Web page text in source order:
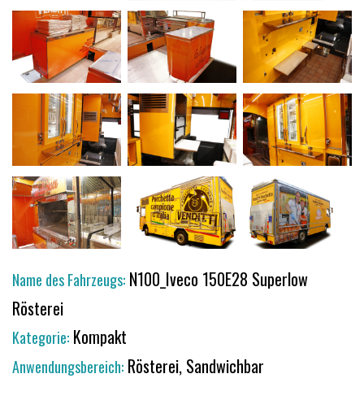
Name des Fahrzeugs: N100_Iveco 150E28 Superlow
Rösterei
Kategorie: Kompakt
Anwendungsbereich: Rösterei, Sandwichbar